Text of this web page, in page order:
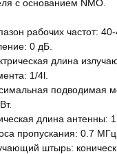
с основанием NMO.
рабочих частот:
0 дБ.
длина
1/4l.
подводимая
длина антенны:
пропускания: 0.7 МГц.
штырь: